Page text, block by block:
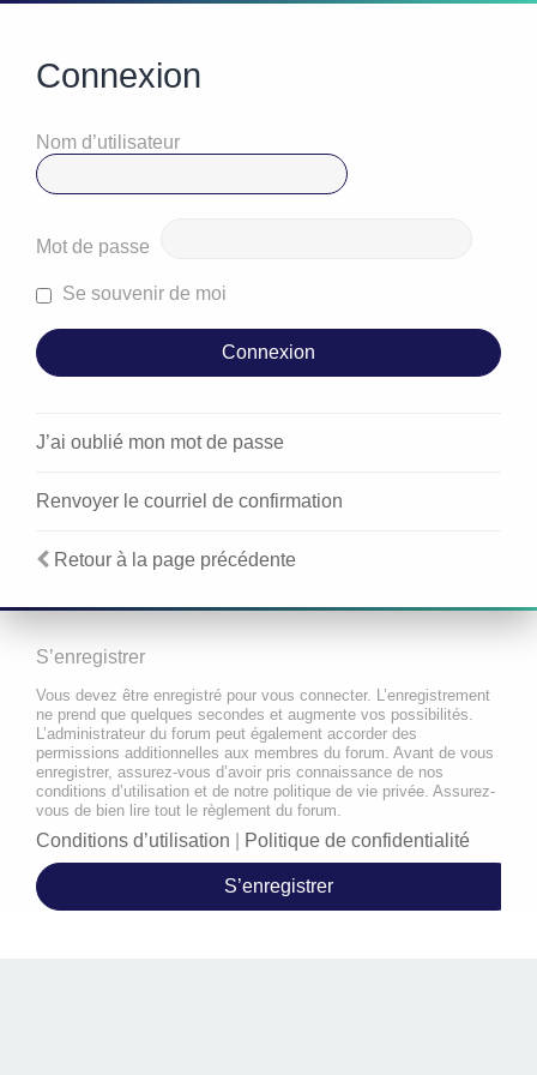
Connexion
Nom d’utilisateur
Mot de passe
Se souvenir de moi
J’ai oublié mon mot de passe
Renvoyer le courriel de confirmation
Retour à la page précédente
S’enregistrer
Vous devez être enregistré pour vous connecter. L’enregistrement
ne prend que quelques secondes et augmente vos possibilités.
L’administrateur du forum peut également accorder des
permissions additionnelles aux membres du forum. Avant de vous
enregistrer, assurez-vous d’avoir pris connaissance de nos
conditions d’utilisation et de notre politique de vie privée. Assurez-
vous de bien lire tout le règlement du forum.
Conditions d’utilisation Politique de confidentialité
S’enregistrer